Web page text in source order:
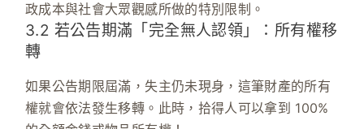
政成本與社會大眾觀感所做的特別限制。
3.2 若公告期滿「完全無人認領」：所有權移
轉
如果公告期限屆滿，失主仍未現身，這筆財產的所有
權就會依法發生移轉。此時，拾得人可以拿到 100%